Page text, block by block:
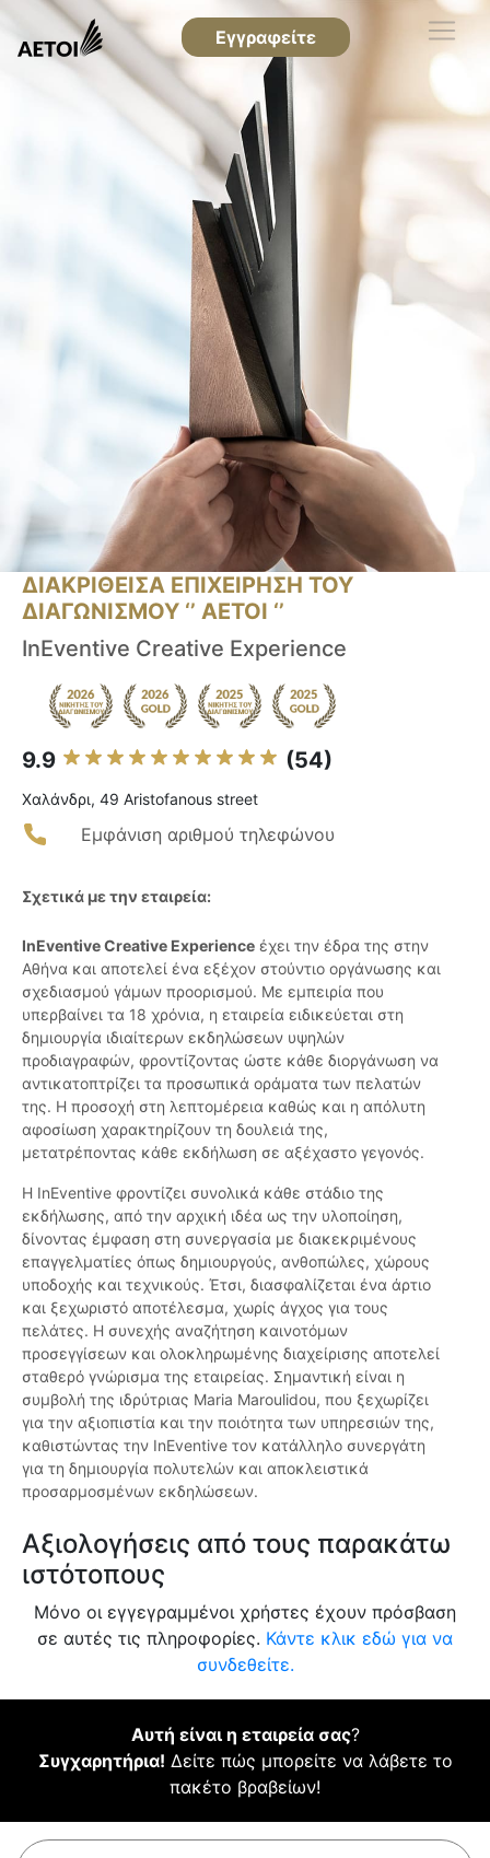
Εγγραφείτε
ΔΙΑΚΡΙΘΕΙΣΑ ΕΠΙΧΕΙΡΗΣΗ ΤΟΥ
ΔΙΑΓΩΝΙΣΜΟΥ ‘’ ΑΕΤΟΙ ‘’
InEventive Creative Experience
9.9 (54)
Χαλάνδρι, 49 Aristofanous street
Εμφάνιση αριθμού τηλεφώνου
Σχετικά με την εταιρεία:
InEventive Creative Experience έχει την έδρα της στην
Αθήνα και αποτελεί ένα εξέχον στούντιο οργάνωσης και
σχεδιασμού γάμων προορισμού. Με εμπειρία που
υπερβαίνει τα 18 χρόνια, η εταιρεία ειδικεύεται στη
δημιουργία ιδιαίτερων εκδηλώσεων υψηλών
προδιαγραφών, φροντίζοντας ώστε κάθε διοργάνωση να
αντικατοπτρίζει τα προσωπικά οράματα των πελατών
της. Η προσοχή στη λεπτομέρεια καθώς και η απόλυτη
αφοσίωση χαρακτηρίζουν τη δουλειά της,
μετατρέποντας κάθε εκδήλωση σε αξέχαστο γεγονός.
Η InEventive φροντίζει συνολικά κάθε στάδιο της
εκδήλωσης, από την αρχική ιδέα ως την υλοποίηση,
δίνοντας έμφαση στη συνεργασία με διακεκριμένους
επαγγελματίες όπως δημιουργούς, ανθοπώλες, χώρους
υποδοχής και τεχνικούς. Έτσι, διασφαλίζεται ένα άρτιο
και ξεχωριστό αποτέλεσμα, χωρίς άγχος για τους
πελάτες. Η συνεχής αναζήτηση καινοτόμων
προσεγγίσεων και ολοκληρωμένης διαχείρισης αποτελεί
σταθερό γνώρισμα της εταιρείας. Σημαντική είναι η
συμβολή της ιδρύτριας Maria Maroulidou, που ξεχωρίζει
για την αξιοπιστία και την ποιότητα των υπηρεσιών της,
καθιστώντας την InEventive τον κατάλληλο συνεργάτη
για τη δημιουργία πολυτελών και αποκλειστικά
προσαρμοσμένων εκδηλώσεων.
Αξιολογήσεις από τους παρακάτω
ιστότοπους
Μόνο οι εγγεγραμμένοι χρήστες έχουν πρόσβαση
σε αυτές τις πληροφορίες. Κάντε κλικ εδώ για να
συνδεθείτε.
Αυτή είναι η εταιρεία σας?
Συγχαρητήρια! Δείτε πώς μπορείτε να λάβετε το
πακέτο βραβείων!